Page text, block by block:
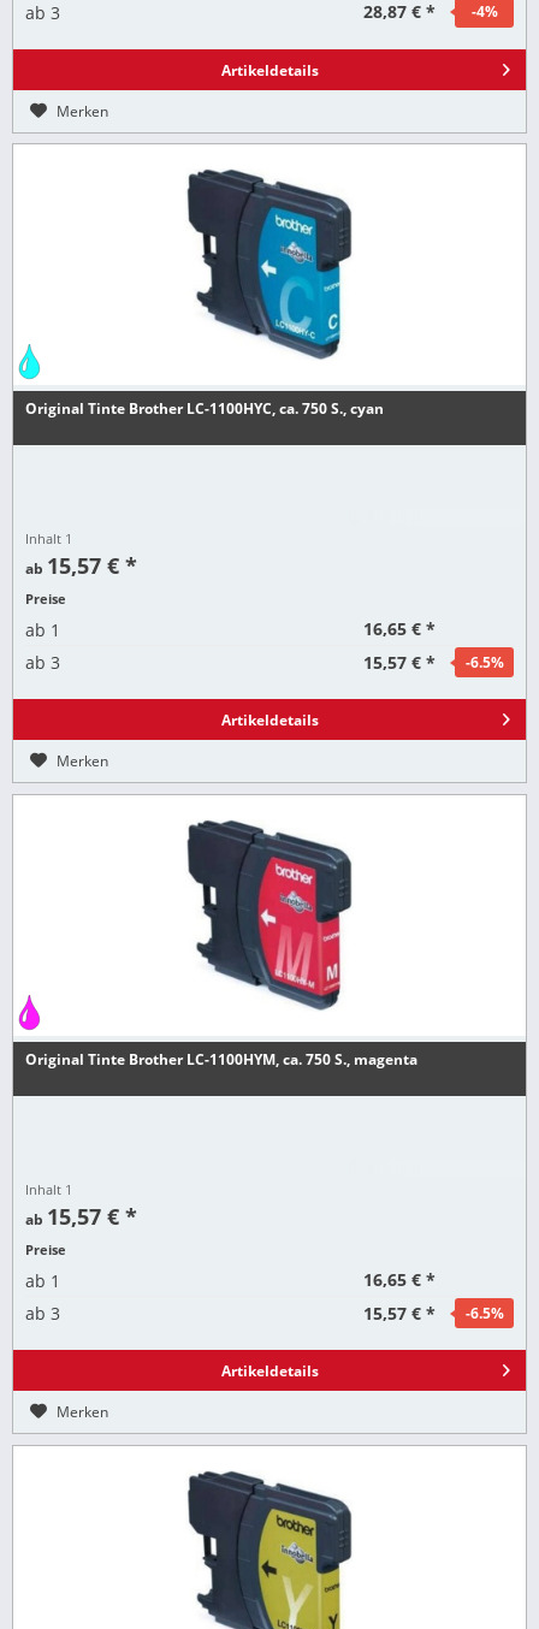
ab 3 28,87 € * -4%
Artikeldetails
Merken
Original Tinte Brother LC-1100HYC, ca. 750 S., cyan
Inhalt 1
ab 15,57 € *
Preise
ab 1
16,65 € *
ab 3 15,57 € * -6.5%
Artikeldetails
Merken
Original Tinte Brother LC-1100HYM, ca. 750 S., magenta
Inhalt 1
ab 15,57 € *
Preise
ab 1
16,65 € *
ab 3 15,57 € * -6.5%
Artikeldetails
Merken